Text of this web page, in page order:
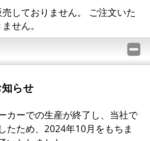
しておりません。 ご注文いた
せん。
らせ
カーでの生産が終了し、当社で
たため、2024年10月をもちま